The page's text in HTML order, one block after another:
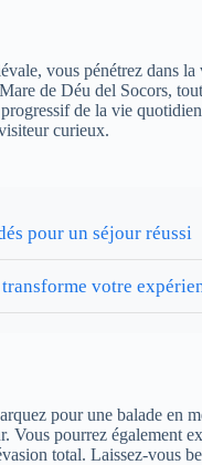
vous pénétrez dans
de Déu del Socors,
de la vie
curieux.
pour un séjour réussi
votre
pour une balade en
Vous pourrez également
total. Laissez-vous